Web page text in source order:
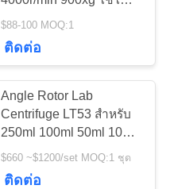
ห้องปฏิบัติการคลินิก
$88-100 MOQ:1
ติดต่อ
Angle Rotor Lab
Centrifuge LT53 สำหรับ
250ml 100ml 50ml 10ml
5ml 7ml 1.5ml หลอด
$660 ~$1200/set MOQ:1 ชุด
ติดต่อ